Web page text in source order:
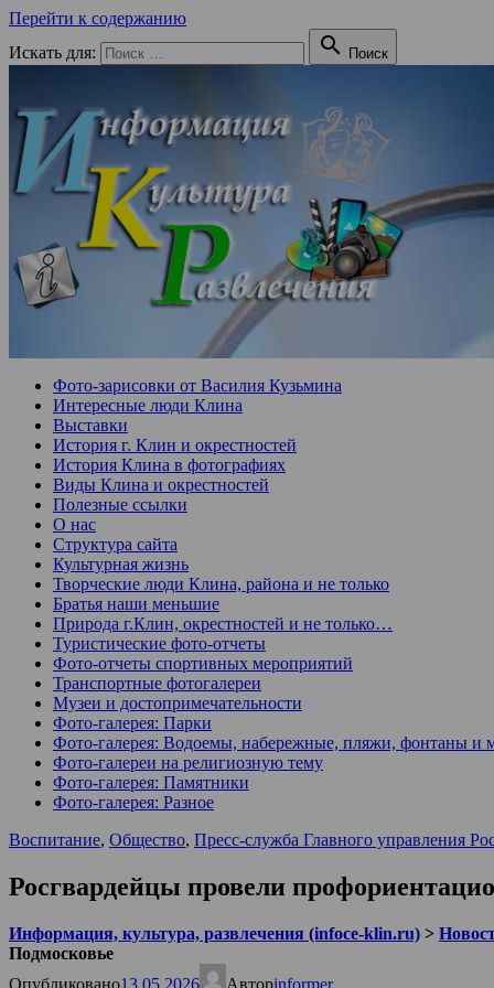
Перейти к содержанию
Искать для:
 Поиск
Фото-зарисовки от Василия Кузьмина
Интересные люди Клина
Выставки
История г. Клин и окрестностей
История Клина в фотографиях
Виды Клина и окрестностей
Полезные ссылки
О нас
Структура сайта
Культурная жизнь
Творческие люди Клина, района и не только
Братья наши меньшие
Природа г.Клин, окрестностей и не только…
Туристические фото-отчеты
Фото-отчеты спортивных мероприятий
Транспортные фотогалереи
Музеи и достопримечательности
Фото-галерея: Парки
Фото-галерея: Водоемы, набережные, пляжи, фонтаны и
Фото-галереи на религиозную тему
Фото-галерея: Памятники
Фото-галерея: Разное
Воспитание, Общество, Пресс-служба Главного управления
Росгвардейцы провели
Информация, культура, развлечения (infoce-klin.ru) >
Подмосковье
Опубликовано13.05.2026 Авторinformer